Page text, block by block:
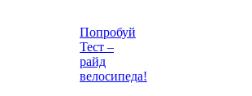
Попробуй
Тест –
райд
велосипеда!